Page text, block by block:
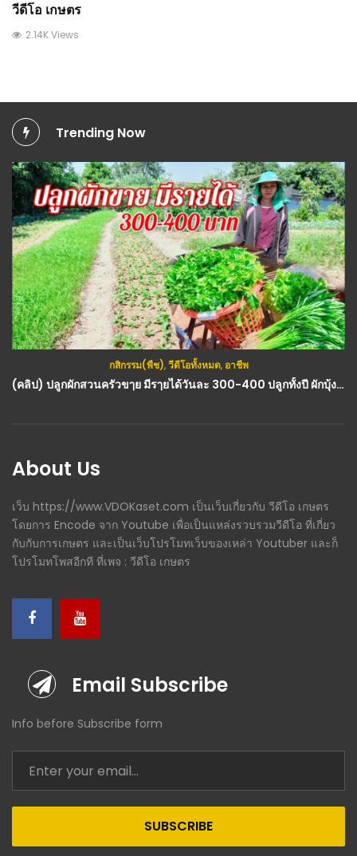
วีดีโอ เกษตร
2.14K Views
Trending Now
กสิกรรม(พืช),วีดีโอทั้งหมด, อาชีพ
(คลิป) ปลูกผักสวนครัวขๅย มีรๅยได้วันละ 300-400 ปลูกทั้งปี ผักบุ้ง ผักกาดดอก รๅคๅดี ขๅยง่ายๆ : วีดีโอ เกษตร
About Us
เว็บ https://www.VDOKaset.com เป็นเว็บเกี่ยวกับ วีดีโอ เกษตร
โดยการ Encode จาก Youtube เพื่อเป็นแหล่งรวบรวมวีดีโอ ที่เกี่ยว
กับกับการเกษตร และเป็นเว็บโปรโมทเว็บของเหล่า Youtuber และก็
โปรโมทโพสอีกที ที่เพจ : วีดีโอ เกษตร
Email Subscribe
Info before Subscribe form
SUBSCRIBE